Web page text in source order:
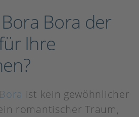
Bora der
Ihre
ist kein gewöhnlicher
romantischer Traum,